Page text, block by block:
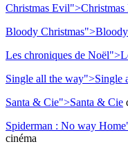
Christmas Evil">Christmas
Bloody Christmas">
Les chroniques de Noël">
Single all the way">Single
Santa & Cie">Santa & Cie
Spiderman : No way
cinéma